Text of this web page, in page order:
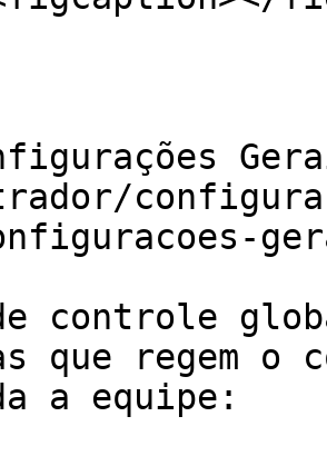
controle
que regem o
a equipe: